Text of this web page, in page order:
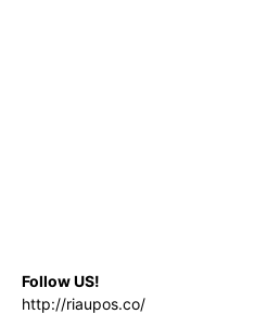
Follow US!
http://riaupos.co/